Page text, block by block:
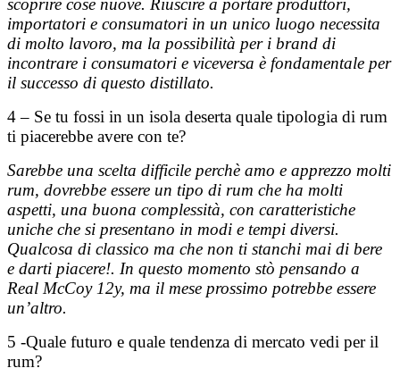
scoprire cose nuove. Riuscire a portare produttori,
importatori e consumatori in un unico luogo necessita
di molto lavoro, ma la possibilità per i brand di
incontrare i consumatori e viceversa è fondamentale per
il successo di questo distillato.
4 – Se tu fossi in un isola deserta quale tipologia di rum
ti piacerebbe avere con te?
Sarebbe una scelta difficile perchè amo e apprezzo molti
rum, dovrebbe essere un tipo di rum che ha molti
aspetti, una buona complessità, con caratteristiche
uniche che si presentano in modi e tempi diversi.
Qualcosa di classico ma che non ti stanchi mai di bere
e darti piacere!. In questo momento stò pensando a
Real McCoy 12y, ma il mese prossimo potrebbe essere
un’altro.
5 -Quale futuro e quale tendenza di mercato vedi per il
rum?